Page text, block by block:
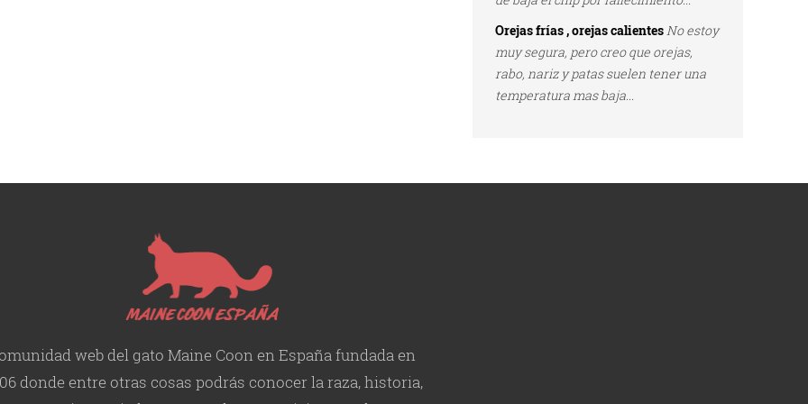
Orejas frías , orejas calientesNo estoy
muy segura, pero creo que orejas,
rabo, nariz y patas suelen tener una
temperatura mas baja...
web del gato Maine Coon en España fundada en
donde entre otras cosas podrás conocer la raza, historia,